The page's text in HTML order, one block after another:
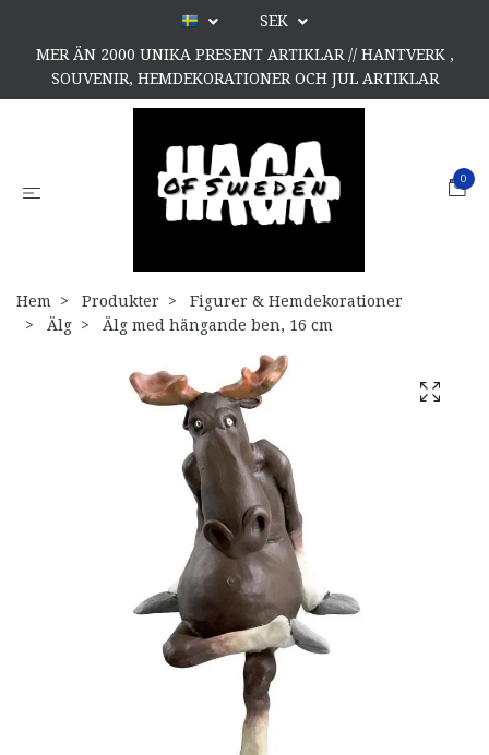
SEK
MER ÄN 2000 UNIKA PRESENT ARTIKLAR // HANTVERK ,
SOUVENIR, HEMDEKORATIONER OCH JUL ARTIKLAR
0
Hem Produkter
Figurer & Hemdekorationer
Älg
Älg med hängande ben, 16 cm